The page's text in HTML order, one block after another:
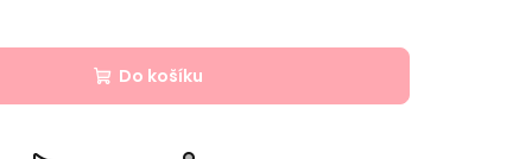
Do košíku